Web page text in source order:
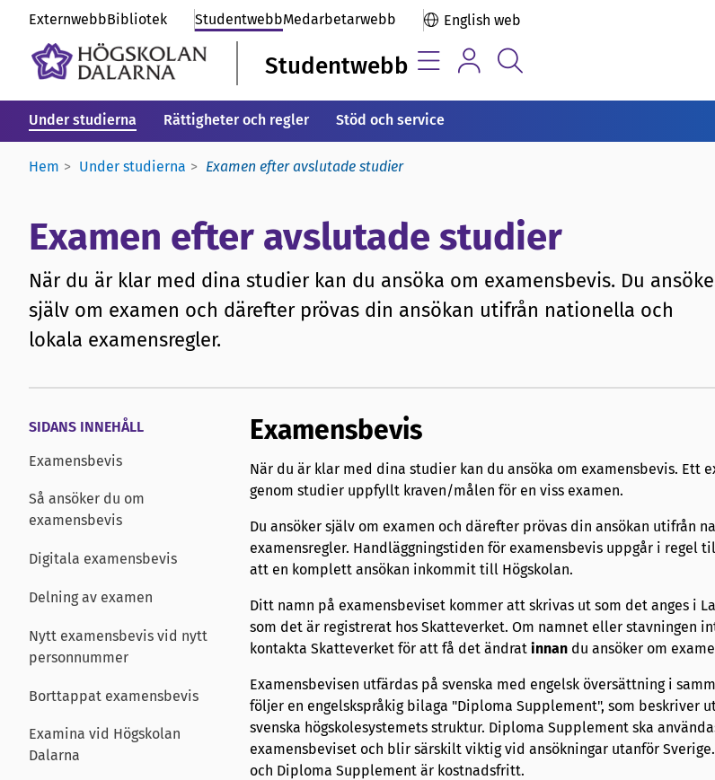
ExternwebbBibliotek StudentwebbMedarbetarwebb English web
Studentwebb
Under studierna Rättigheter och regler Stöd och service
Hem Under studierna Examen efter avslutade studier
Examen efter avslutade studier
När du är klar med dina studier kan du ansöka om examensbevis. Du
själv om examen och därefter prövas din ansökan utifrån nationella och
lokala examensregler.
SIDANS INNEHÅLL
Examensbevis
Så ansöker du om
examensbevis
Digitala examensbevis
Delning av examen
Nytt examensbevis vid nytt
personnummer
Borttappat examensbevis
Examina vid Högskolan
Dalarna
Examensbevis
När du är klar med dina studier kan du ansöka om examensbevis. Ett
genom studier uppfyllt kraven/målen för en viss examen.
Du ansöker själv om examen och därefter prövas din ansökan utifrån
examensregler. Handläggningstiden för examensbevis uppgår i regel
att en komplett ansökan inkommit till Högskolan.
Ditt namn på examensbeviset kommer att skrivas ut som det anges i
som det är registrerat hos Skatteverket. Om namnet eller stavningen
kontakta Skatteverket för att få det ändrat innandu ansöker om
Examensbevisen utfärdas på svenska med engelsk översättning i
följer en engelskspråkig bilaga "Diploma Supplement", som beskriver
svenska högskolesystemets struktur. Diploma Supplement ska
examensbeviset och blir särskilt viktig vid ansökningar utanför
och Diploma Supplement är kostnadsfritt.